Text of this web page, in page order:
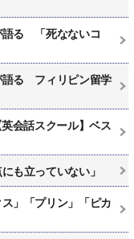
語る 「死なないコ
語る フィリピン留学
会話スクール】ベス
も立っていない」
」「プリン」「ピカ